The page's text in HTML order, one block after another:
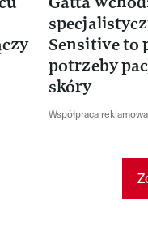
Sensitive to
potrzeby
skóry
Współpraca reklamowa